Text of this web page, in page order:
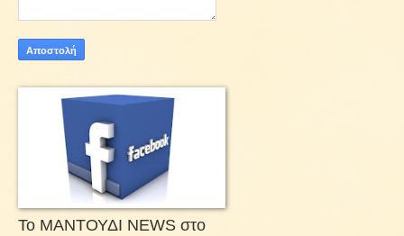
Το ΜΑΝΤΟΥΔΙ NEWS στο